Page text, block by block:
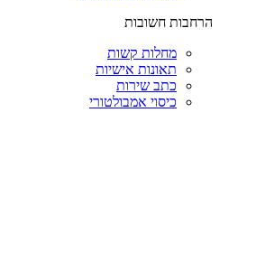
הרחבות חשובות
מחלות קשות
תאונות אישיות
כתב שירות
כיסוי אמבולטורי